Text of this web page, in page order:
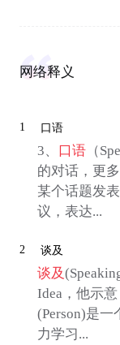
网络释义
1 口语
3、 口语（
的对话，更
某个话题发
议，表达...
2 谈及
谈及
Idea，他示
(Person)是
力学习...